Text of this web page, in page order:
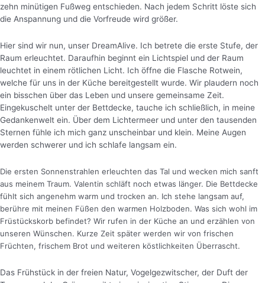
zehn minütigen Fußweg entschieden. Nach jedem Schritt löste sich
die Anspannung und die Vorfreude wird größer.
Hier sind wir nun, unser DreamAlive. Ich betrete die erste Stufe, der
Raum erleuchtet. Daraufhin beginnt ein Lichtspiel und der Raum
leuchtet in einem rötlichen Licht. Ich öffne die Flasche Rotwein,
welche für uns in der Küche bereitgestellt wurde. Wir plaudern noch
ein bisschen über das Leben und unsere gemeinsame Zeit.
Eingekuschelt unter der Bettdecke, tauche ich schließlich, in meine
Gedankenwelt ein. Über dem Lichtermeer und unter den tausenden
Sternen fühle ich mich ganz unscheinbar und klein. Meine Augen
werden schwerer und ich schlafe langsam ein.
Die ersten Sonnenstrahlen erleuchten das Tal und wecken mich sanft
aus meinem Traum. Valentin schläft noch etwas länger. Die Bettdecke
fühlt sich angenehm warm und trocken an. Ich stehe langsam auf,
berühre mit meinen Füßen den warmen Holzboden. Was sich wohl im
Früstückskorb befindet? Wir rufen in der Küche an und erzählen von
unseren Wünschen. Kurze Zeit später werden wir von frischen
Früchten, frischem Brot und weiteren köstlichkeiten Überrascht.
Das Frühstück in der freien Natur, Vogelgezwitscher, der Duft der